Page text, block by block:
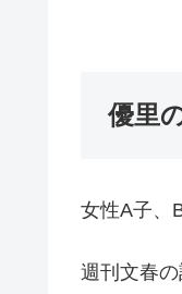
優里
女性A子、
週刊文春